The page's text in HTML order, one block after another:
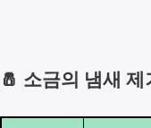
🧂 소금의 냄새